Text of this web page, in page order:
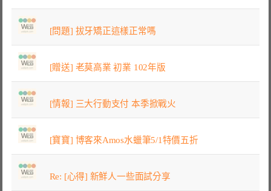
[問題] 拔牙矯正這樣正常嗎
[贈送] 老莫高業 初業 102年版
[情報] 三大行動支付 本季掀戰火
[寶寶] 博客來Amos水蠟筆5/1特價五折
Re: [心得] 新鮮人一些面試分享